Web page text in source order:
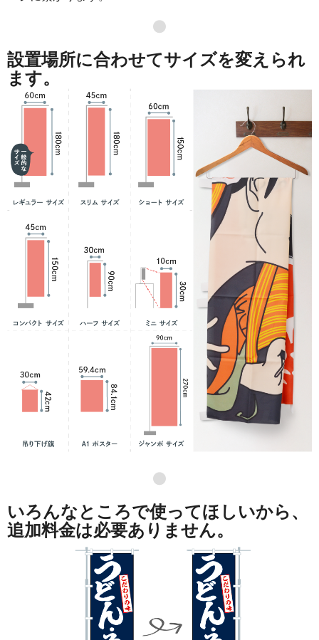
50 868 43400
●
設置場所に合わせてサイズを変えられ
ます。
●
いろんなところで使ってほしいから、
追加料金は必要ありません。